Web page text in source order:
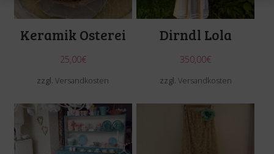
Keramik Osterei
25,00€
zzgl.Versandkosten
Dirndl Lola
350,00€
zzgl. Versandkosten